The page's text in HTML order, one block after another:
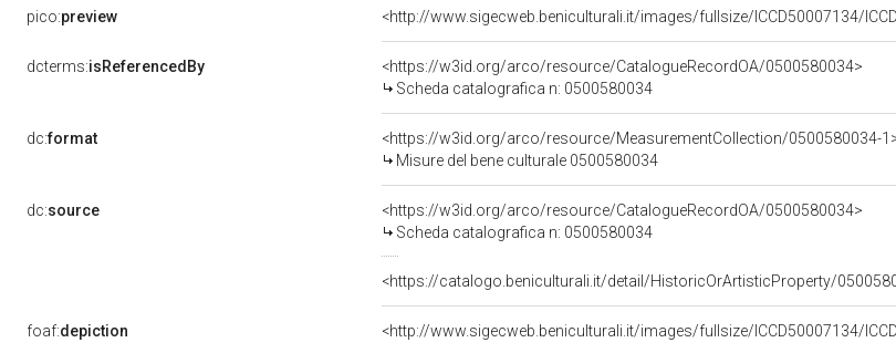
pico:preview <http://www.sigecweb.beniculturali.it/images/fullsize/ICCD50007134/
dcterms:isReferencedBy
<https://w3id.org/arco/resource/CatalogueRecordOA/0500580034>
Scheda catalografica n: 0500580034
dc:format
<https://w3id.org/arco/resource/MeasurementCollection/0500580034-
Misure del bene culturale 0500580034
dc:source
<https://w3id.org/arco/resource/CatalogueRecordOA/0500580034>
Scheda catalografica n: 0500580034
<https://catalogo.beniculturali.it/detail/HistoricOrArtisticProperty/
foaf:depiction <http://www.sigecweb.beniculturali.it/images/fullsize/ICCD50007134/